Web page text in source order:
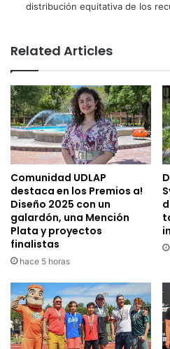
distribución equitativa de los
Related Articles
Comunidad UDLAP
destaca en los Premios a!
Diseño 2025 con un
galardón, una Mención
Plata y proyectos
finalistas
hace 5 horas